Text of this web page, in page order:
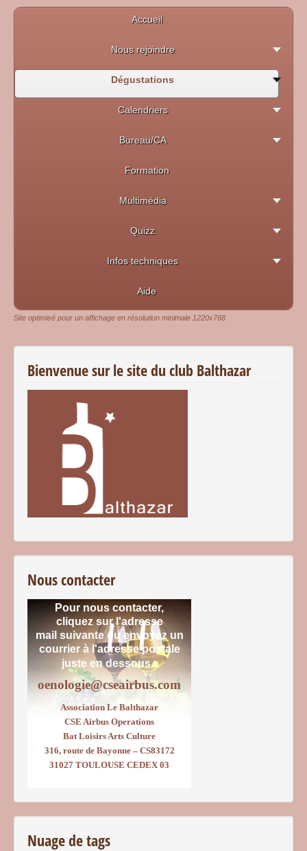
Accueil
Nous rejoindre
Dégustations
Calendriers
Bureau/CA
Formation
Multimédia
Quizz
Infos techniques
Aide
Site optimisé pour un affichage en résolution minimale 1220x768
Bienvenue sur le site du club Balthazar
Nous contacter
Pour nous contacter,
cliquez sur l'adresse
mail suivante ou envoyez un
courrierà l'adresse postale
juste en dessous :
oenologie@cseairbus.com
Association Le Balthazar
CSE Airbus Operations
Bat Loisirs Arts Culture
316, route de Bayonne – CS83172
31027 TOULOUSE CEDEX 03
Nuage de tags